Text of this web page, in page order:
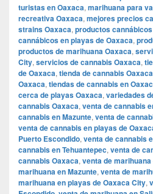
turistas en Oaxaca, marihuana para
recreativa Oaxaca, mejores precios
strains Oaxaca, productos
cannábicos en playas de Oaxaca,
productos de marihuana Oaxaca,
City, servicios de cannabis Oaxaca,
de Oaxaca, tienda de cannabis Oaxaca
Oaxaca, tiendas de cannabis en
cerca de playas Oaxaca, variedades
cannabis Oaxaca, venta de cannabis
cannabis en Mazunte, venta de
venta de cannabis en playas de
Puerto Escondido, venta de cannabis
cannabis en Tehuantepec, venta de
cannabis Oaxaca, venta de
marihuana en Mazunte, venta de
marihuana en playas de Oaxaca City,